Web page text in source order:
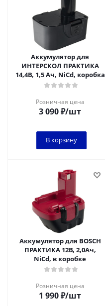
Аккумулятор для
ИНТЕРСКОЛ ПРАКТИКА
14,4В, 1,5 Ач, NiCd, коробка
Розничная цена
3 090₽/шт
В корзину
Аккумулятор для BOSCH
ПРАКТИКА 12В, 2,0Ач,
NiCd, в коробке
Розничная цена
1 990₽/шт